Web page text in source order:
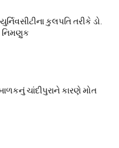
કુલપતિ તરીકે ડો.
નિમણુક
ચાંદીપુરાને કારણે મોત